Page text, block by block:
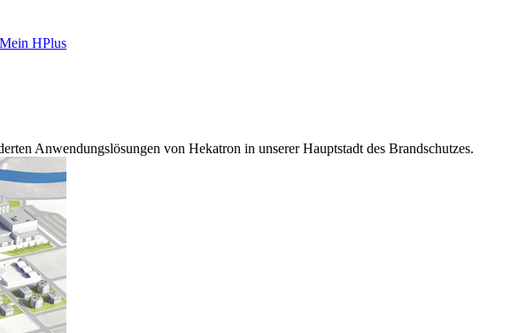
Mein HPlus
Anwendungslösungen von Hekatron in unserer Hauptstadt des Brandschutzes.